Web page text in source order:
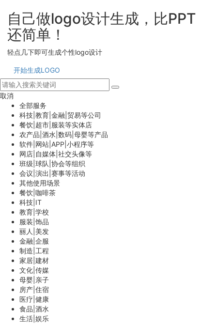
自己做logo设计生成，比PPT
还简单！
轻点几下即可生成个性logo设计
开始生成LOGO
取消
全部服务
科技|教育|金融|贸易等公司
餐饮|超市|服装等实体店
农产品|酒水|数码|母婴等产品
软件|网站|APP|小程序等
网店|自媒体|社交头像等
班级|球队|协会等组织
会议|演出|赛事等活动
其他使用场景
餐饮|咖啡茶
科技|IT
教育|学校
服装|饰品
丽人|美发
金融|企服
制造|工程
家居|建材
文化|传媒
母婴|亲子
房产|住宿
医疗|健康
食品|酒水
生活|娱乐